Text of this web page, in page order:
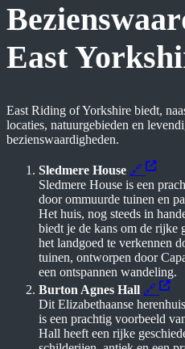
East
East Riding of Yorkshire biedt,
locaties, natuurgebieden en
bezienswaardigheden.
Sledmere House 🔗
Sledmere House is een
door ommuurde tuinen en
Het huis, nog steeds in
biedt je de kans om de rijke
het landgoed te verkennen
tuinen, ontworpen door
een ontspannen wandeling.
Burton Agnes Hall 🔗
Dit Elizabethaanse
is een prachtig voorbeeld
Hall heeft een rijke